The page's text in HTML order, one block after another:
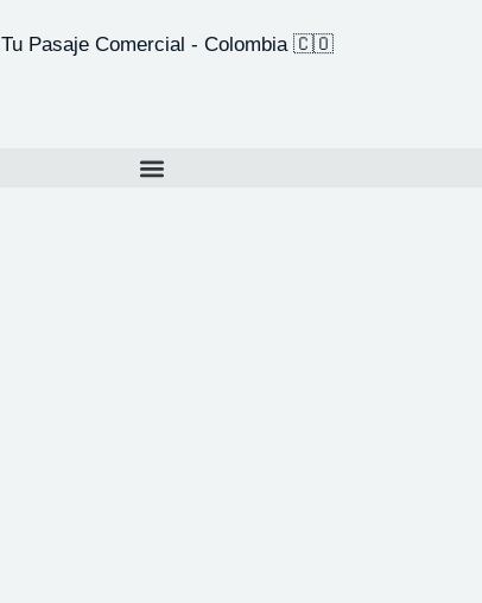
Tu Pasaje Comercial - Colombia 🇨🇴